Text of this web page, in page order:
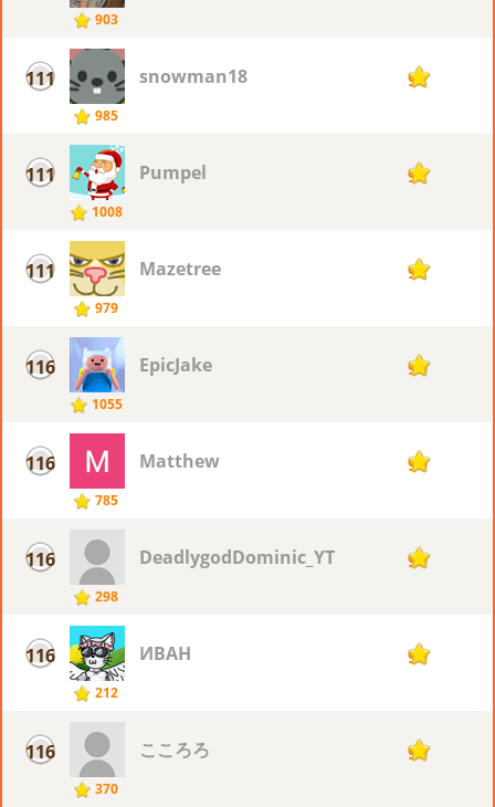
903
111
985
snowman18 91
111
1008
Pumpel 91
111
979
Mazetree 91
116
1055
EpicJake 90
116
785
Matthew 90
116
298
DeadlygodDominic_YT 90
116
212
ИВАН 90
116
370
こころろ 90